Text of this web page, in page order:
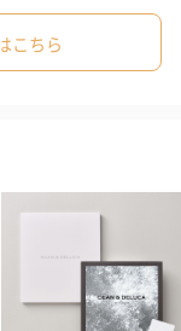
タログで表現しまし
シーンで、ご利用
フトカタログ
友達 #彼氏
こちら